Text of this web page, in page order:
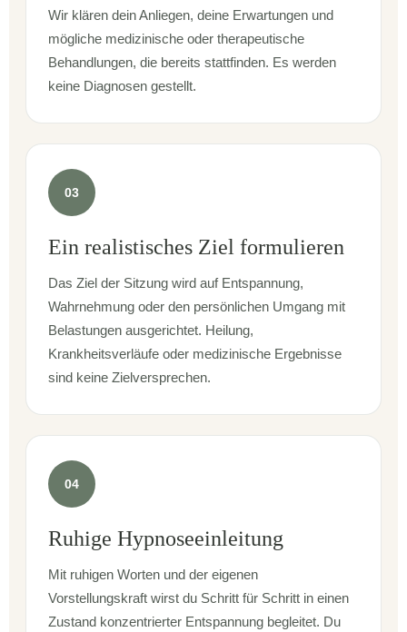
Wir klären dein Anliegen, deine Erwartungen und
mögliche medizinische oder therapeutische
Behandlungen, die bereits stattfinden. Es werden
keine Diagnosen gestellt.
03
Ein realistisches Ziel formulieren
Das Ziel der Sitzung wird auf Entspannung,
Wahrnehmung oder den persönlichen Umgang mit
Belastungen ausgerichtet. Heilung,
Krankheitsverläufe oder medizinische Ergebnisse
sind keine Zielversprechen.
04
Ruhige Hypnoseeinleitung
Mit ruhigen Worten und der eigenen
Vorstellungskraft wirst du Schritt für Schritt in einen
Zustand konzentrierter Entspannung begleitet. Du